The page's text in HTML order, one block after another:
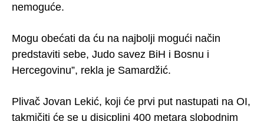
nemoguće.
Mogu obećati da ću na najbolji mogući način
predstaviti sebe, Judo savez BiH i Bosnu i
Hercegovinu”, rekla je Samardžić.
Plivač Jovan Lekić, koji će prvi put nastupati na OI,
takmičiti će se u disicplini 400 metara slobodnim